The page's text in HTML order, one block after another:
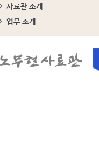
사료관 소개
업무 소개